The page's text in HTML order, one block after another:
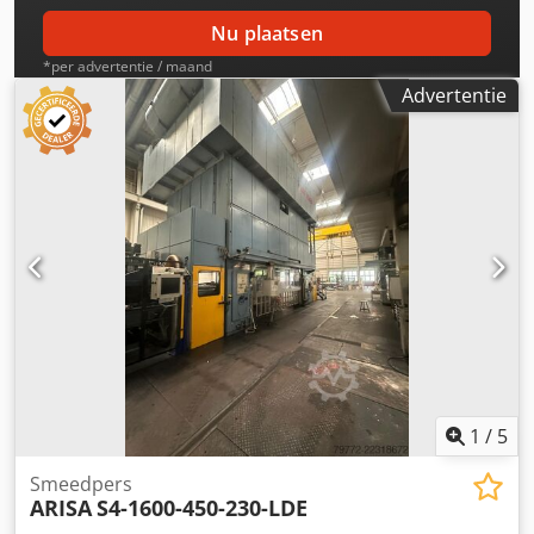
Nu plaatsen
*per advertentie / maand
Advertentie
1 / 5
Smeedpers
ARISAS4-1600-450-230-LDE